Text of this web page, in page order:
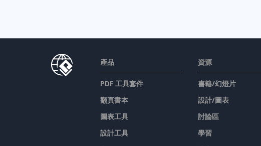
產品
PDF 工具套件
翻頁書本
圖表工具
設計工具
資源
書籍/幻燈片
設計/圖表
討論區
學習